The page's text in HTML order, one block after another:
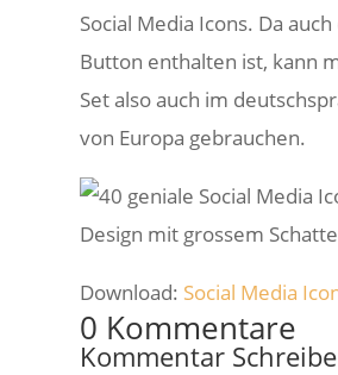
Social Media Icons. Da
Button enthalten ist, kann
Set also auch im
von Europa gebrauchen.
Download: Social Media
0 Kommentare
Kommentar